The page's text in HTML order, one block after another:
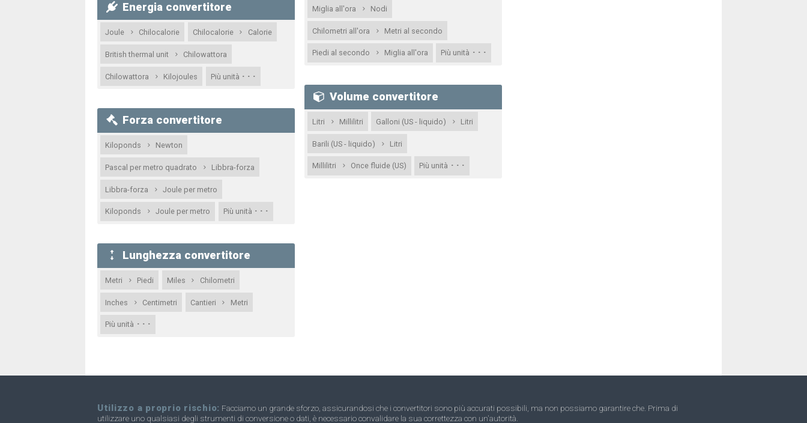
Energia convertitore
Joule Chilocalorie Chilocalorie Calorie
British thermal unit Chilowattora
Chilowattora Kilojoules Più unità · · ·
Forza convertitore
Kiloponds Newton
Pascal per metro quadrato Libbra-forza
Libbra-forza Joule per metro
Kiloponds Joule per metro Più unità · · ·
Lunghezza convertitore
Metri Piedi Miles Chilometri
Inches Centimetri Cantieri Metri
Più unità · · ·
Miglia all'ora Nodi
Chilometri all'ora Metri al secondo
Piedi al secondo Miglia all'ora Più unità · · ·
Volume convertitore
Litri Millilitri Galloni (US - liquido) Litri
Barili (US - liquido) Litri
Millilitri Once fluide (US) Più unità · · ·
Utilizzo a proprio rischio: Facciamo un grande sforzo, assicurandosi che i convertitori sono più accurati possibili, ma non possiamo garantire che. Prima di
utilizzare uno qualsiasi degli strumenti di conversione o dati, è necessario convalidare la sua correttezza con un'autorità.